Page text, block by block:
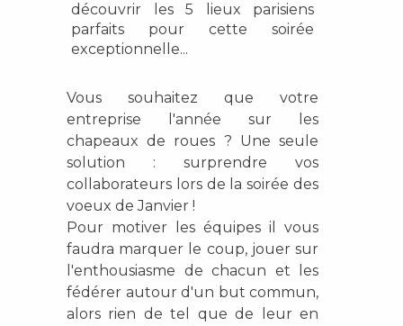
découvrir les 5 lieux parisiens
parfaits pour cette soirée
exceptionnelle...
Vous souhaitez que votre
entreprise l'année sur les
chapeaux de roues ? Une seule
solution : surprendre vos
collaborateurs lors de la soirée des
voeux de Janvier !
Pour motiver les équipes il vous
faudra marquer le coup, jouer sur
l'enthousiasme de chacun et les
fédérer autour d'un but commun,
alors rien de tel que de leur en